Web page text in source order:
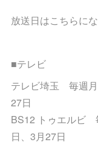
放送日はこちらにな
■テレビ
テレビ埼玉 毎週
27日
BS12 トゥエル
日、3月27日